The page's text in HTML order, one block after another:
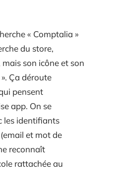
« Comptalia »
du store,
son icône et son
Ça déroute
pensent
app. On se
les identifiants
et mot de
reconnaît
rattachée au